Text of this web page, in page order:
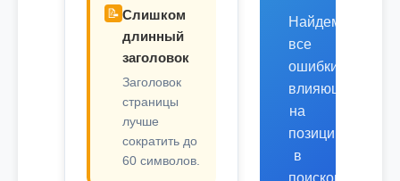
📝 Слишком
длинный
заголовок
Заголовок
страницы
лучше
сократить до
60 символов.
Найдем
все
ошибки,
влияющие
на
позиции
в
поисковых